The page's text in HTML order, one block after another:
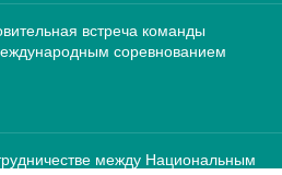
встреча команды
соревнованием
между Национальным